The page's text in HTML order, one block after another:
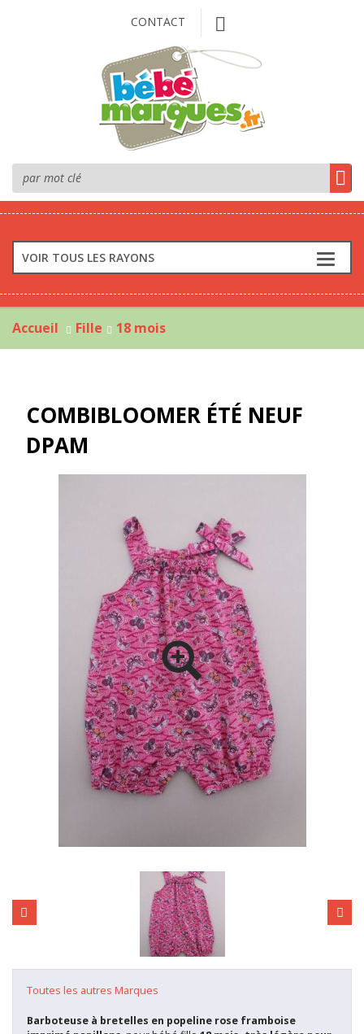
CONTACT
VOIR TOUS LES RAYONS
Accueil Fille 18 mois
COMBIBLOOMER ÉTÉ NEUF
DPAM
Toutes les autres Marques
Barboteuse à bretelles en popeline rose framboise